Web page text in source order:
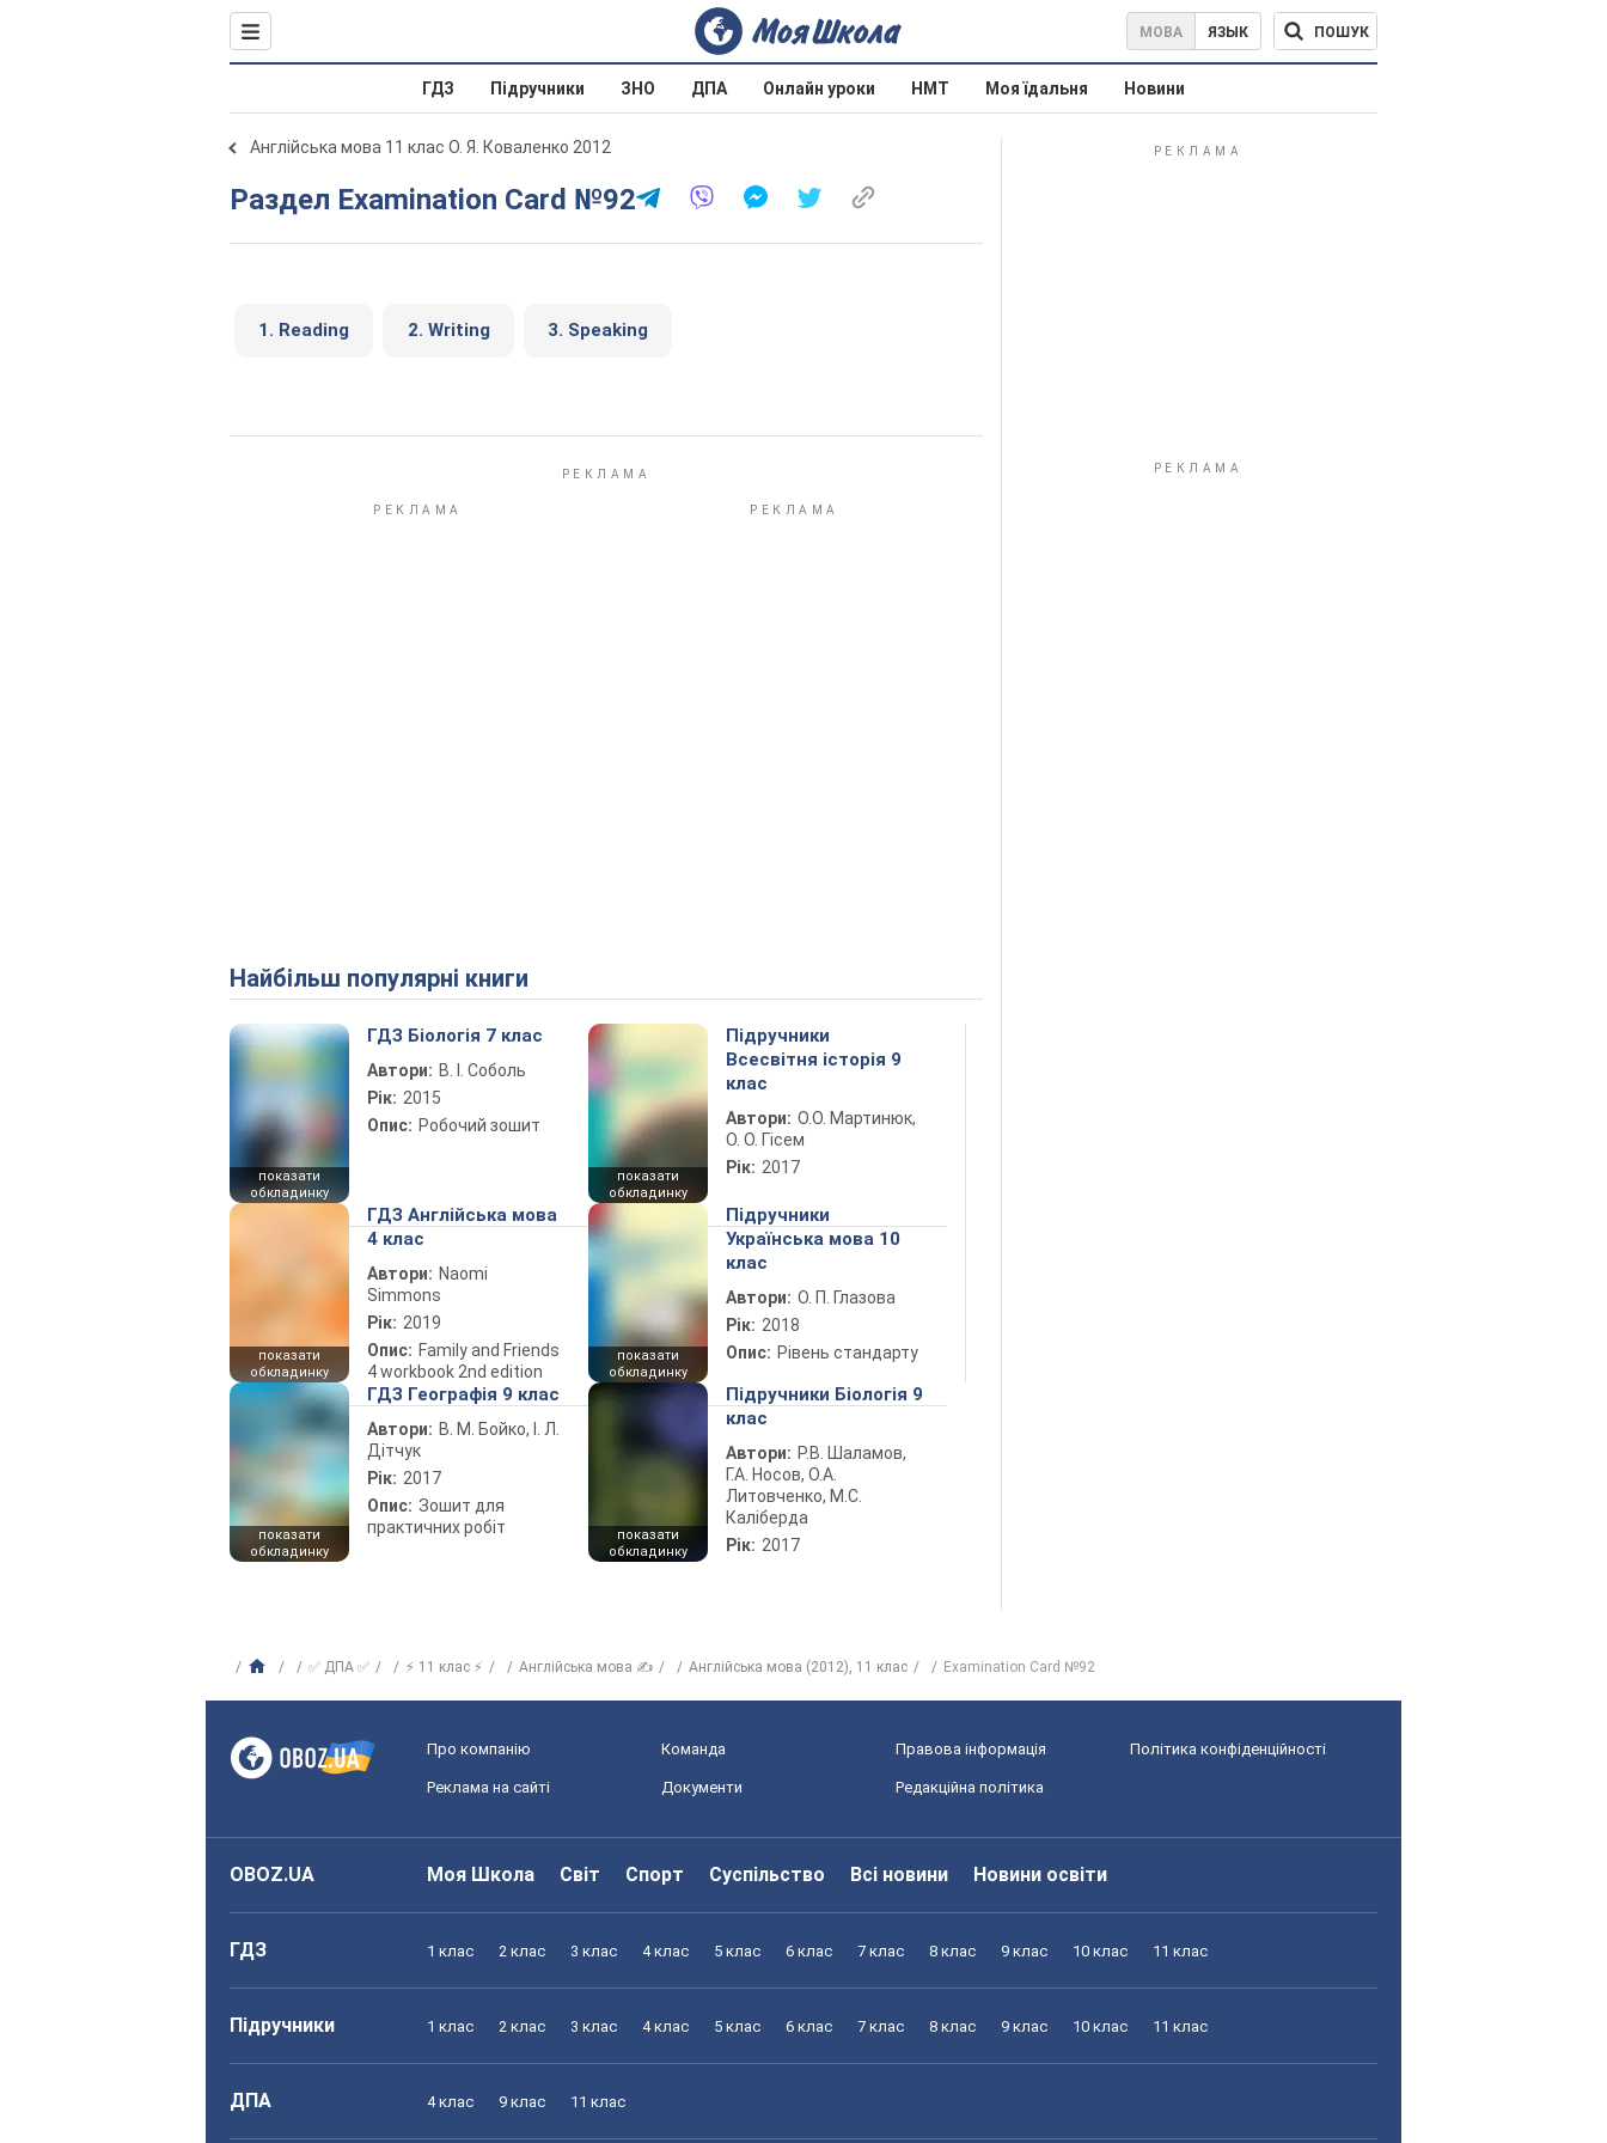
МОВА ЯЗЫК ПОШУК
ГДЗ Підручники ЗНО ДПА Онлайн уроки НМТ Моя їдальня Новини
Англійська мова 11 клас О. Я. Коваленко 2012
Раздел Examination Card №92
1. Reading 2. Writing 3. Speaking
Найбільш популярні книги
показати
обкладинку
ГДЗ Біологія 7 клас
Автори: В. І. Соболь
Рік: 2015
Опис: Робочий зошит
показати
обкладинку
Підручники
Всесвітня історія 9
клас
Автори: О.О. Мартинюк,
О. О. Гісем
Рік: 2017
показати
обкладинку
ГДЗ Англійська мова
4 клас
Автори: Naomi
Simmons
Рік: 2019
Опис: Family and Friends
4 workbook 2nd edition
показати
обкладинку
Підручники
Українська мова 10
клас
Автори: О. П. Глазова
Рік: 2018
Опис: Рівень стандарту
показати
обкладинку
ГДЗ Географія 9 клас
Автори: В. М. Бойко, І. Л.
Дітчук
Рік: 2017
Опис: Зошит для
практичних робіт
показати
обкладинку
Підручники Біологія 9
клас
Автори: Р.В. Шаламов,
Г.А. Носов, О.А.
Литовченко, М.С.
Каліберда
Рік: 2017
✅ ДПА ✅ ⚡ 11 клас ⚡ Англійська мова ✍ Англійська мова (2012), 11 клас Examination Card №92
Про компанію Команда Правова інформація Політика конфіденційності
Реклама на сайті Документи Редакційна політика
OBOZ.UA Моя Школа Світ Спорт Суспільство Всі новини Новини освіти
ГДЗ 1 клас 2 клас 3 клас 4 клас 5 клас 6 клас 7 клас 8 клас 9 клас 10 клас 11 клас
Підручники 1 клас 2 клас 3 клас 4 клас 5 клас 6 клас 7 клас 8 клас 9 клас 10 клас 11 клас
ДПА 4 клас 9 клас 11 клас